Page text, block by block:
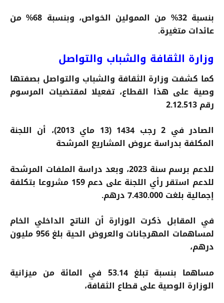
بنسبة 32% من الممولين الخواص، وبنسبة 68% من
عائدات متغيرة.
وزارة الثقافة والشباب والتواصل
كما كشفت وزارة الثقافة والشباب والتواصل بصفتها
وصية على هذا القطاع، تفعيلا لمقتضيات المرسوم
رقم 2.12.513
الصادر في 2 رجب 1434 (13 ماي 2013)، أن اللجنة
المكلفة بدراسة عروض المشاريع المرشحة
للدعم برسم سنة 2023، وبعد دراسة الملفات المرشحة
للدعم استقر رأي اللجنة على دعم 159 مشروعا بتكلفة
إجمالية بلغت 7.430.000 درهم.
في المقابل ذكرت الوزارة أن الناتج الداخلي الخام
لمساهمات المهرجانات والعروض الحية بلغ 956 مليون
درهم،
مساهما بنسبة تبلغ 53.14 في المائة من ميزانية
الوزارة الوصية على قطاع الثقافة،